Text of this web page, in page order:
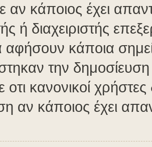
αν κάποιος έχει
ή διαχειριστής
αφήσουν κάποια
την
οτι κανονικοί
αν κάποιος έχει